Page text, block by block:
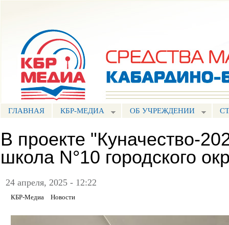
ГЛАВНАЯ КБР-МЕДИА ОБ УЧРЕЖДЕНИИ
В проекте "Куначество-
школа N°10 городского
24 апреля, 2025 - 12:22
КБР-Медиа Новости